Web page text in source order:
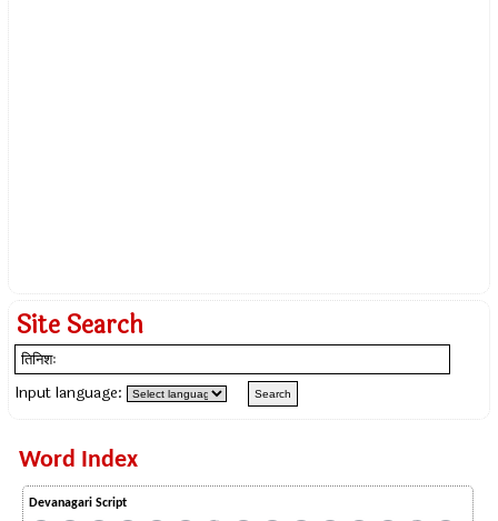
Site Search
Input language:
Word Index
Devanagari Script